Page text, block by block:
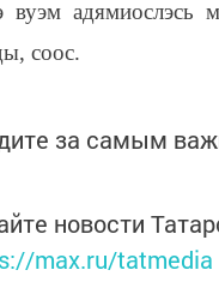
вуэм адямиослэсь
соос.
за самым
новости
max.ru/tatmedia